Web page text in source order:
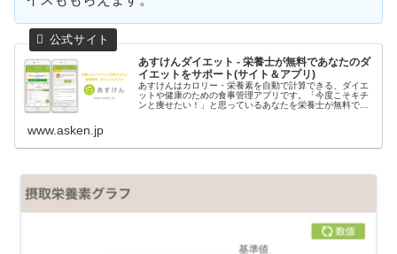
あすけんダイエット - 栄養士が無料であなたのダ
イエットをサポート(サイト＆アプリ)
あすけんはカロリー・栄養素を自動で計算できる、ダイエ
ットや健康のための食事管理アプリです。「今度こそキチ
ンと痩せたい！」と思っているあなたを栄養士が無料でサ
www.asken.jp